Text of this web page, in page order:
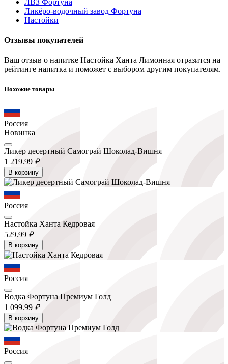
Ликёро-водочный завод Фортуна
Настойки
Отзывы покупателей
Ваш отзыв о напитке Настойка Ханта Лимонная отразится на
рейтинге напитка и поможет с выбором другим покупателям.
Похожие товары
Россия
Новинка
Ликер десертный Самограй Шоколад-Вишня
1 219.99 ₽
В корзину
Россия
Настойка Ханта Кедровая
529.99 ₽
В корзину
Россия
Водка Фортуна Премиум Голд
1 099.99 ₽
В корзину
Россия